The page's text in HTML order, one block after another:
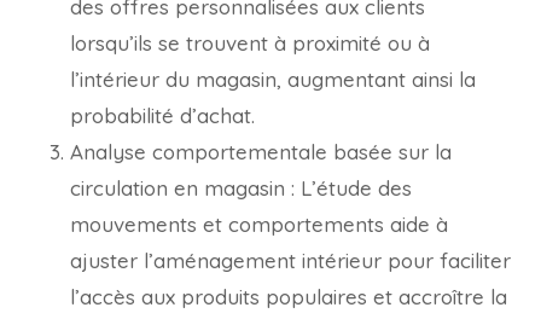
des offres personnalisées aux clients
lorsqu’ils se trouvent à proximité ou à
l’intérieur du magasin, augmentant ainsi la
probabilité d’achat.
Analyse comportementale basée sur la
circulation en magasin : L’étude des
mouvements et comportements aide à
ajuster l’aménagement intérieur pour faciliter
l’accès aux produits populaires et accroître la